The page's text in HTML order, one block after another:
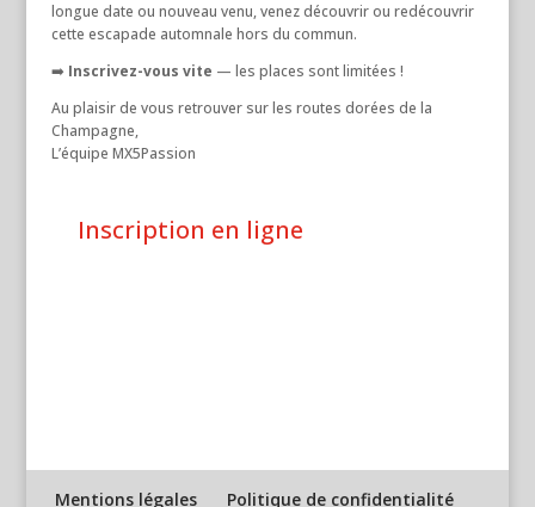
longue date ou nouveau venu, venez découvrir ou redécouvrir
cette escapade automnale hors du commun.
➡️ Inscrivez-vous vite — les places sont limitées !
Au plaisir de vous retrouver sur les routes dorées de la
Champagne,
L’équipe MX5Passion
Inscription en ligne
Mentions légales Politique de confidentialité